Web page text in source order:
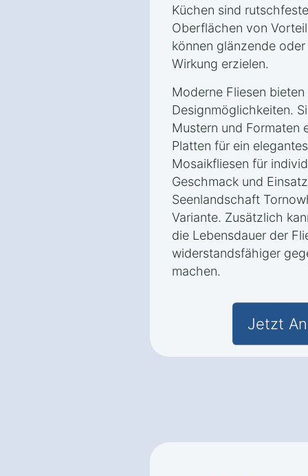
Küchen sind
Oberflächen von
können glänzende
Wirkung erzielen.
Moderne Fliesen
Designmöglichkeiten.
Mustern und Formaten
Platten für ein
Mosaikfliesen für
Geschmack und
Seenlandschaft
Variante. Zusätzlich
die Lebensdauer der
widerstandsfähiger
machen.
Jetzt